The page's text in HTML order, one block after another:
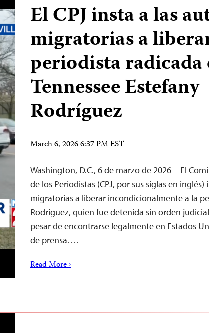
El CPJ insta a las
migratorias a
periodista radicada
Tennessee Estefany
Rodríguez
March 6, 2026 6:37 PM EST
Washington, D.C., 6 de marzo de 2026—El
de los Periodistas (CPJ, por sus siglas en
migratorias a liberar incondicionalmente a la
Rodríguez, quien fue detenida sin orden
pesar de encontrarse legalmente en Estados
de prensa….
Read More ›